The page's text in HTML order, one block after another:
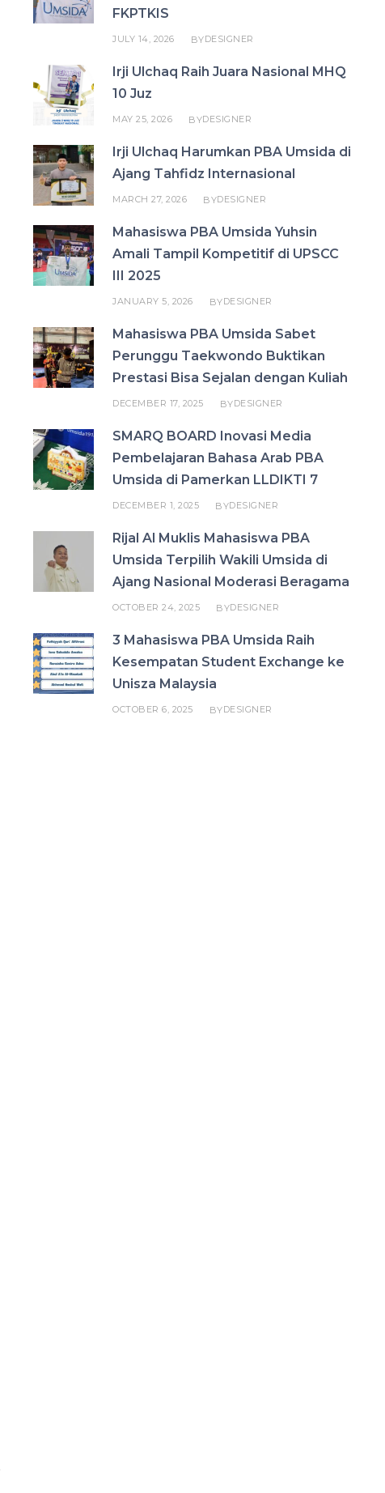
FKPTKIS
JULY 14, 2026 BYDESIGNER
Irji Ulchaq Raih Juara Nasional MHQ
10 Juz
MAY 25, 2026 BYDESIGNER
Irji Ulchaq Harumkan PBA Umsida di
Ajang Tahfidz Internasional
MARCH 27, 2026 BYDESIGNER
Mahasiswa PBA Umsida Yuhsin
Amali Tampil Kompetitif di UPSCC
III 2025
JANUARY 5, 2026 BYDESIGNER
Mahasiswa PBA Umsida Sabet
Perunggu Taekwondo Buktikan
Prestasi Bisa Sejalan dengan Kuliah
DECEMBER 17, 2025 BYDESIGNER
SMARQ BOARD Inovasi Media
Pembelajaran Bahasa Arab PBA
Umsida di Pamerkan LLDIKTI 7
DECEMBER 1, 2025 BYDESIGNER
Rijal Al Muklis Mahasiswa PBA
Umsida Terpilih Wakili Umsida di
Ajang Nasional Moderasi Beragama
OCTOBER 24, 2025 BYDESIGNER
3 Mahasiswa PBA Umsida Raih
Kesempatan Student Exchange ke
Unisza Malaysia
OCTOBER 6, 2025 BYDESIGNER